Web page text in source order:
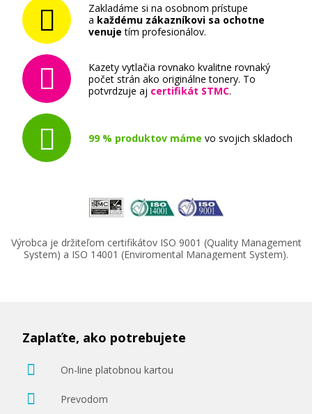
Zakladáme si na osobnom prístupe
a každému zákazníkovi sa ochotne
venuje tím profesionálov.
Kazety vytlačia rovnako kvalitne rovnaký
počet strán ako originálne tonery. To
potvrdzuje aj certifikát STMC.
99 % produktov máme vo svojich skladoch
Výrobca je držiteľom certifikátov ISO 9001 (Quality Management
System) a ISO 14001 (Enviromental Management System).
Zaplaťte, ako potrebujete
On-line platobnou kartou
Prevodom